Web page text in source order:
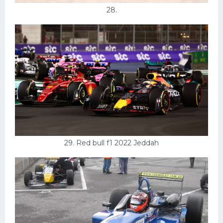
28.
29. Red bull f1 2022 Jeddah